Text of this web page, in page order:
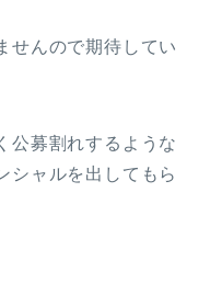
せんので期待してい
公募割れするような
シャルを出してもら